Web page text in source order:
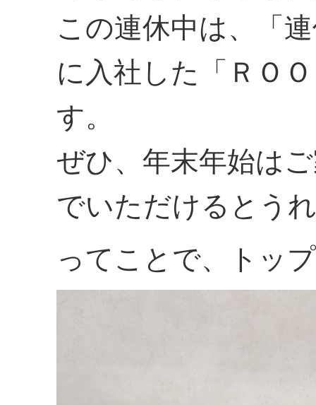
この連休中は、「
に入社した「ＲＯ
す。
ぜひ、年末年始は
でいただけるとう
ってことで、トッ